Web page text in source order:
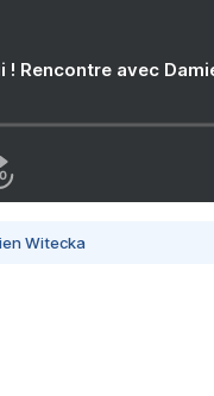
Rencontre avec
Witecka